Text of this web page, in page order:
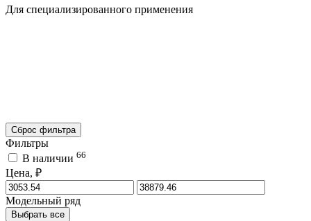
Для специализированного применения
Сброс фильтра
Фильтры
В наличии 66
Цена, ₽
Модельный ряд
Выбрать все